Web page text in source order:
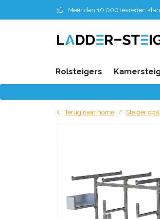
Meer dan 10.000 tevreden
Rolsteigers
Terug naar home Steiger